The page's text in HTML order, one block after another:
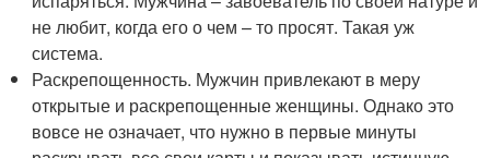
не любит, когда его о чем – то просят. Такая уж
система.
Раскрепощенность. Мужчин привлекают в меру
открытые и раскрепощенные женщины. Однако это
вовсе не означает, что нужно в первые минуты